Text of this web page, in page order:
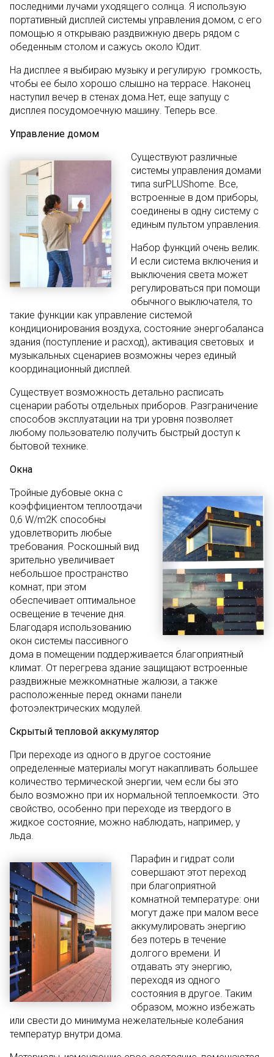
последними лучами уходящего солнца. Я использую
портативный дисплей системы управления домом, с его
помощью я открываю раздвижную дверь рядом с
обеденным столом и сажусь около Юдит.
На дисплее я выбираю музыку и регулирую громкость,
чтобы ее было хорошо слышно на террасе. Наконец
наступил вечер в стенах дома.Нет, еще запущу с
дисплея посудомоечную машину. Теперь все.
Управление домом
Существуют различные
системы управления домами
типа surPLUShome. Все,
встроенные в дом приборы,
соединены в одну систему с
единым пультом управления.
Набор функций очень велик.
И если система включения и
выключения света может
регулироваться при помощи
обычного выключателя, то
такие функции как управление системой
кондиционирования воздуха, состояние энергобаланса
здания (поступление и расход), активация световых и
музыкальных сценариев возможны через единый
координационный дисплей.
Существует возможность детально расписать
сценарии работы отдельных приборов. Разграничение
способов эксплуатации на три уровня позволяет
любому пользователю получить быстрый доступ к
бытовой технике.
Окна
Тройные дубовые окна с
коэффициентом теплоотдачи
0,6 W/m2K способны
удовлетворить любые
требования. Роскошный вид
зрительно увеличивает
небольшое пространство
комнат, при этом
обеспечивает оптимальное
освещение в течение дня.
Благодаря использованию
окон системы пассивного
дома в помещении поддерживается благоприятный
климат. От перегрева здание защищают встроенные
раздвижные межкомнатные жалюзи, а также
расположенные перед окнами панели
фотоэлектрических модулей.
Скрытый тепловой аккумулятор
При переходе из одного в другое состояние
определенные материалы могут накапливать большее
количество термической энергии, чем если бы это
было возможно при их нормальной теплоемкости. Это
свойство, особенно при переходе из твердого в
жидкое состояние, можно наблюдать, например, у
льда.
Парафин и гидрат соли
совершают этот переход
при благоприятной
комнатной температуре: они
могут даже при малом весе
аккумулировать энергию
без потерь в течение
долгого времени. И
отдавать эту энергию,
переходя из одного
состояния в другое. Таким
образом, можно избежать
или свести до минимума нежелательные колебания
температур внутри дома.